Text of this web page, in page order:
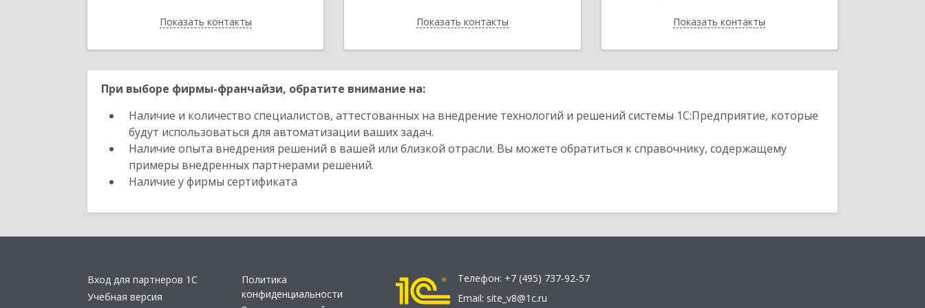
Показать контакты
Назад Показать контакты
Назад Показать контакты
Назад
При выборе фирмы-франчайзи, обратите внимание на:
Наличие и количество специалистов, аттестованных на внедрение технологий и решений системы 1С:Предприятие, которые
будут использоваться для автоматизации ваших задач.
Наличие опыта внедрения решений в вашей или близкой отрасли. Вы можете обратиться к справочнику, содержащему
примеры внедренных партнерами решений.
Наличие у фирмы сертификата
Вход для партнеров 1С
Учебная версия
Политика
конфиденциальности
Телефон: +7 (495) 737-92-57
Email: site_v8@1c.ru